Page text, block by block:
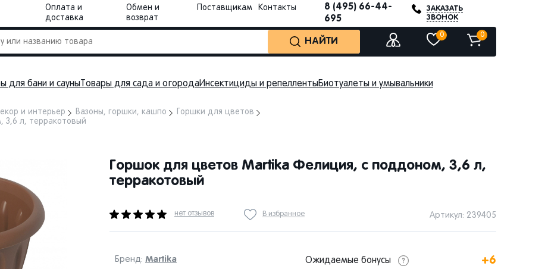
Оплата и
доставка
Обмен и
возврат
Поставщикам Контакты
8 (495) 66-44-
695
ЗАКАЗАТЬ
ЗВОНОК
НАЙТИ
0 0
для бани и сауны Товары для сада и огородаИнсектициды и репеллентыБиотуалеты и умывальники
и интерьер Вазоны, горшки, кашпо
Горшки для цветов
3,6 л, терракотовый
Горшок для цветов Martika Фелиция, с поддоном, 3,6 л,
терракотовый
нет отзывов В избранное Артикул: 239405
Бренд: Martika Ожидаемые бонусы +6